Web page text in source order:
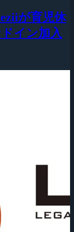
が育児休
イン加入